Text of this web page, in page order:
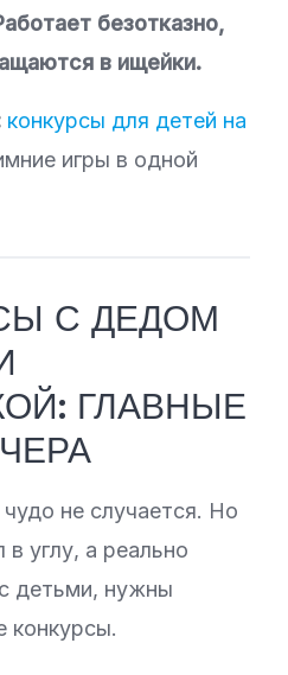
безотказно,
в ищейки.
конкурсы для детей на
игры в одной
С ДЕДОМ
ГЛАВНЫЕ
не случается. Но
углу, а реально
детьми, нужны
конкурсы.